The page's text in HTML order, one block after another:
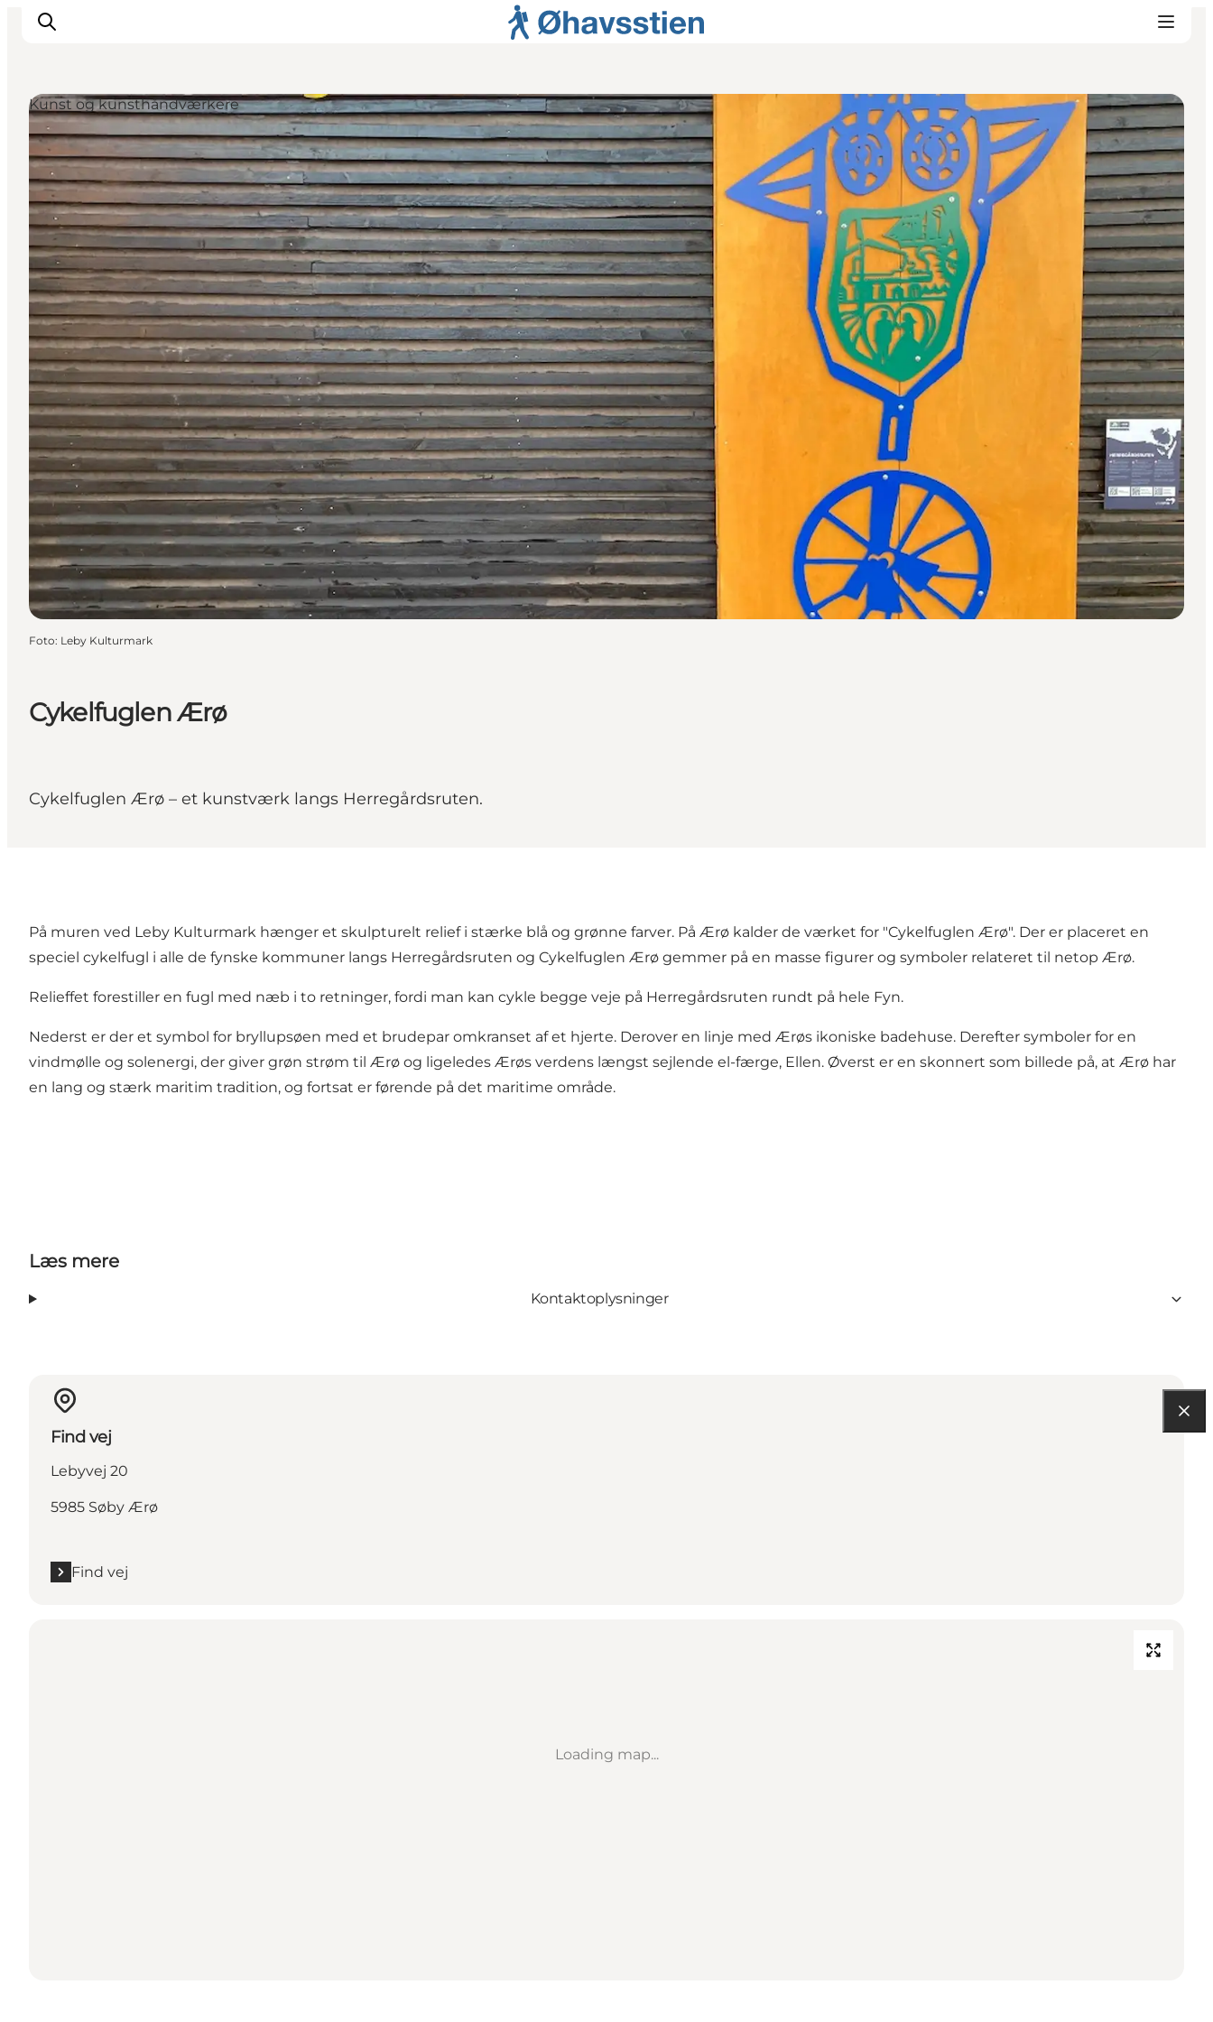
Inspiration
Vandreruter
Planlægning
Cykelfuglen Ærø
Cykelfuglen Ærø – et kunstværk langs Herregårdsruten.
Kunst og kunsthåndværkere
Foto: Leby Kulturmark
På muren ved Leby Kulturmark hænger et skulpturelt relief i stærke blå og grønne farver. På Ærø kalder de værket for "Cykelfuglen Ærø". Der er placeret en
speciel cykelfugl i alle de fynske kommuner langs Herregårdsruten og Cykelfuglen Ærø gemmer på en masse figurer og symboler relateret til netop Ærø.
Relieffet forestiller en fugl med næb i to retninger, fordi man kan cykle begge veje på Herregårdsruten rundt på hele Fyn.
Nederst er der et symbol for bryllupsøen med et brudepar omkranset af et hjerte. Derover en linje med Ærøs ikoniske badehuse. Derefter symboler for en
vindmølle og solenergi, der giver grøn strøm til Ærø og ligeledes Ærøs verdens længst sejlende el-færge, Ellen. Øverst er en skonnert som billede på, at Ærø har
en lang og stærk maritim tradition, og fortsat er førende på det maritime område.
Læs mere
Kontaktoplysninger
Find vej
Lebyvej 20
5985 Søby Ærø
Find vej
Loading map...